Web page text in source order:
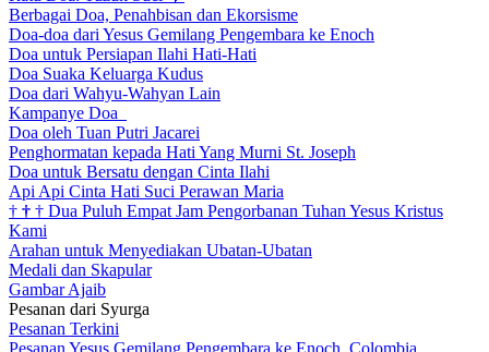
Berbagai Doa, Penahbisan dan Ekorsisme
Doa-doa dari Yesus Gemilang Pengembara ke Enoch
Doa untuk Persiapan Ilahi Hati-Hati
Doa Suaka Keluarga Kudus
Doa dari Wahyu-Wahyan Lain
Kampanye Doa
Doa oleh Tuan Putri Jacarei
Penghormatan kepada Hati Yang Murni St. Joseph
Doa untuk Bersatu dengan Cinta Ilahi
Api Api Cinta Hati Suci Perawan Maria
† † † Dua Puluh Empat Jam Pengorbanan Tuhan Yesus Kristus
Kami
Arahan untuk Menyediakan Ubatan-Ubatan
Medali dan Skapular
Gambar Ajaib
Pesanan dari Syurga
Pesanan Terkini
Pesanan Yesus Gemilang Pengembara ke Enoch, Colombia